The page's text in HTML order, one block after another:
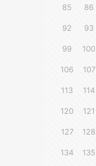
85 86
92 93
99 100
106 107
113 114
120 121
127 128
134 135